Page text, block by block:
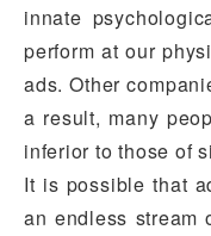
innate
perform at our
ads. Other
a result, many
inferior to those of
It is possible that
an endless stream